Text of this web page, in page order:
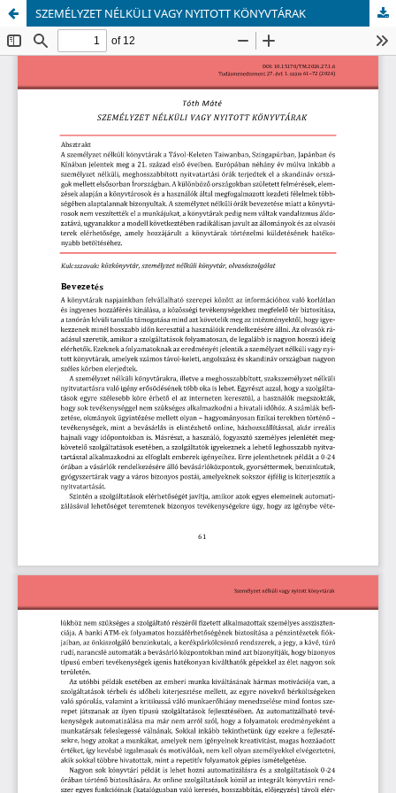
SZEMÉLYZET NÉLKÜLI VAGY NYITOTT KÖNYVTÁRAK